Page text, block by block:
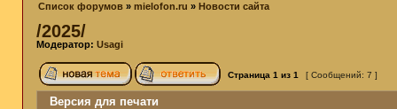
Список форумов » mielofon.ru » Новости сайта
/2025/
Модератор: Usagi
Страница 1 из 1 [ Сообщений: 7 ]
Версия для печати